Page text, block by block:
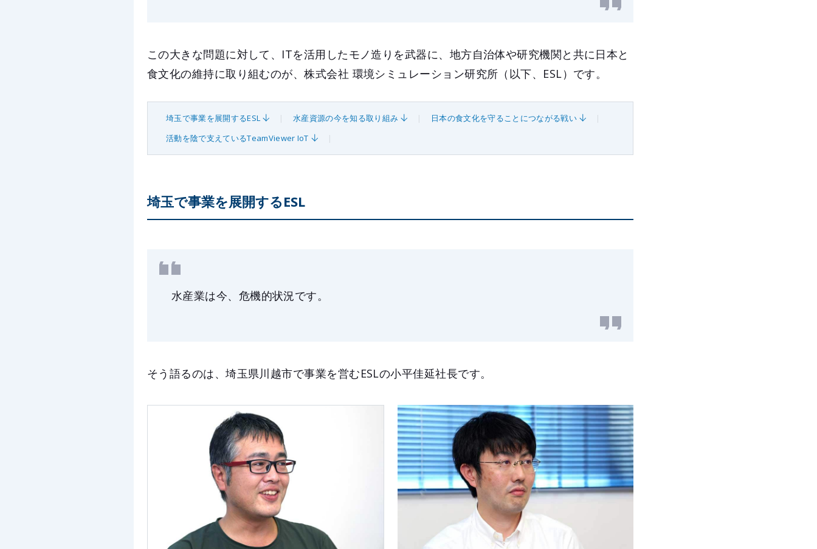
この大きな問題に対して、ITを活用したモノ造りを武器に、地方自治体や研究機関と共に日本と
食文化の維持に取り組むのが、株式会社 環境シミュレーション研究所（以下、ESL）です。
埼玉で事業を展開するESL 水産資源の今を知る取り組み
日本の食文化を守ることにつながる戦い
活動を陰で支えているTeamViewer IoT
埼玉で事業を展開するESL
水産業は今、危機的状況です。
そう語るのは、埼玉県川越市で事業を営むESLの小平佳延社長です。